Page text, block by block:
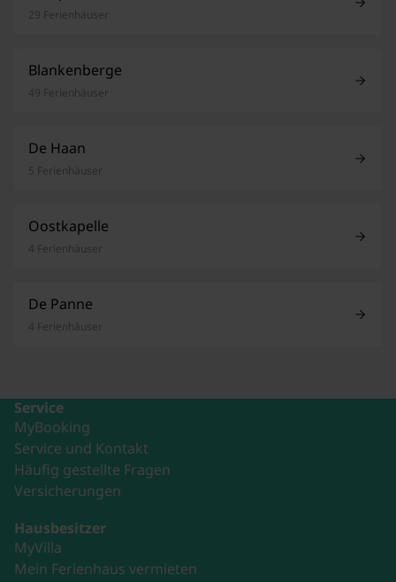
29 Ferienhäuser
Blankenberge
49 Ferienhäuser
De Haan
5 Ferienhäuser
Oostkapelle
4 Ferienhäuser
De Panne
4 Ferienhäuser
Service
MyBooking
Service und Kontakt
Häufig gestellte Fragen
Versicherungen
Hausbesitzer
MyVilla
Mein Ferienhaus vermieten